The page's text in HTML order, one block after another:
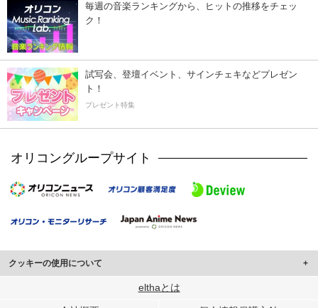
毎週の音楽ランキングから、ヒットの推移をチェッ
ク！
試写会、登壇イベント、サインチェキなどプレゼン
ト！
プレゼント特集
オリコングループサイト
クッキーの使用について
このサイトでは Cookie を使用して、ユーザーに合わせたコンテンツや広告の
elthaとは